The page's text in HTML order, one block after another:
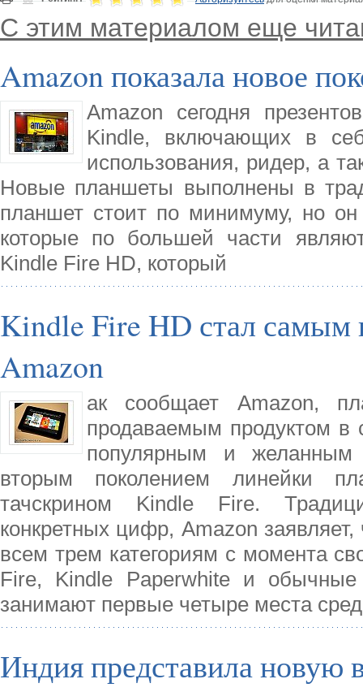
С этим материалом еще
Amazon показала новое
Amazon сегодня
Kindle, включающих в
использования, ридер, а
Новые планшеты выполнены в
планшет стоит по минимуму, но
которые по большей части
Kindle Fire HD, который
Kindle Fire HD стал самым
Amazon
ак сообщает Amazon,
продаваемым продуктом в
популярным и желанным
вторым поколением линейки
тачскрином Kindle Fire.
конкретных цифр, Amazon
всем трем категориям с момента
Fire, Kindle Paperwhite и обычные
занимают первые четыре места
Индия представила новую